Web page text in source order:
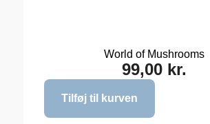
World of Mushrooms
99,00 kr.
Tilføj til kurven